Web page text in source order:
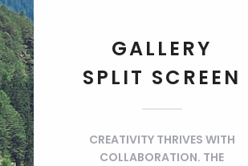
GALLERY
SPLIT SCREEN
CREATIVITY THRIVES WITH
COLLABORATION. THE